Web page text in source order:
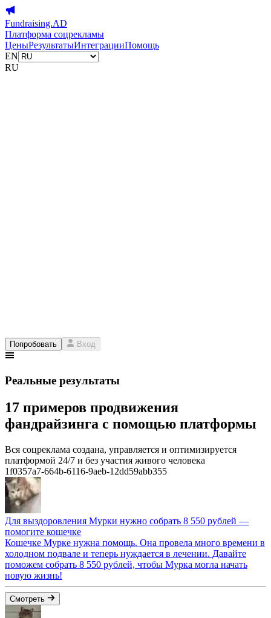
Fundraising.AD
Платформа соцрекламы
ЦеныРезультатыИнтеграцииПомощь
EN
RU
Попробовать Вход
Реальные результаты
17 примеров продвижения
фандрайзинга с помощью платформы
Вся соцреклама создана, управляется и оптимизируется
платформой 24/7 и без участия живого человека
1f0357a7-664b-6116-9aeb-12dd59abb355
Для выздоровления Мурки нужно собрать 8 550 рублей —
помогите кошечке
Кошечке Мурке нужна помощь. Она провела много времени в
холодном подвале и теперь нуждается в лечении. Давайте
поможем собрать 8 550 рублей, чтобы Мурка могла начать
новую жизнь!
Смотреть